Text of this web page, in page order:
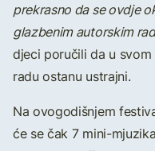
prekrasno da se ovdje
glazbenim autorskim
djeci poručili da u
radu ostanu ustrajni.
Na ovogodišnjem
će se čak 7 mini-